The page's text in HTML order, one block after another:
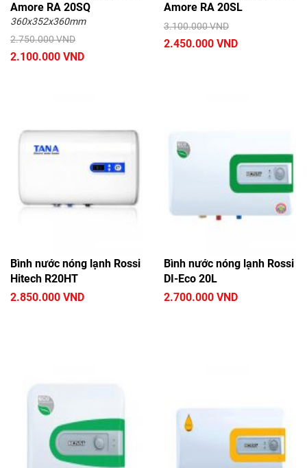
Amore RA 20SQ
360x352x360mm
2.750.000 VND
2.100.000 VND
Amore RA 20SL
3.100.000 VND
2.450.000 VND
Bình nước nóng lạnh Rossi
Hitech R20HT
2.850.000 VND
Bình nước nóng lạnh Rossi
DI-Eco 20L
2.700.000 VND